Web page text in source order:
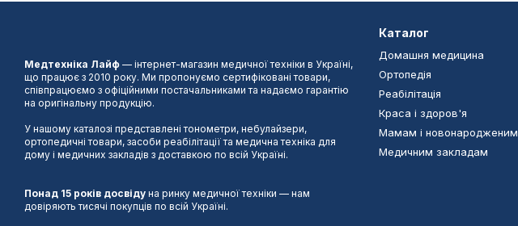
Медтехніка Лайф — інтернет-магазин медичної техніки в Україні,
що працює з 2010 року. Ми пропонуємо сертифіковані товари,
співпрацюємо з офіційними постачальниками та надаємо гарантію
на оригінальну продукцію.
У нашому каталозі представлені тонометри, небулайзери,
ортопедичні товари, засоби реабілітації та медична техніка для
дому і медичних закладів з доставкою по всій Україні.
Понад 15 років досвіду на ринку медичної техніки — нам
довіряють тисячі покупців по всій Україні.
Каталог
Домашня медицина
Ортопедія
Реабілітація
Краса і здоров'я
Мамам і новонародженим
Медичним закладам